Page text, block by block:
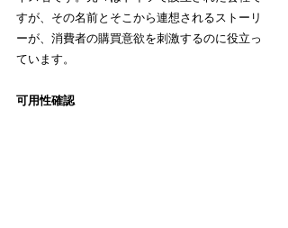
すが、その名前とそこから連想されるストーリ
ーが、消費者の購買意欲を刺激するのに役立っ
ています。
可用性確認